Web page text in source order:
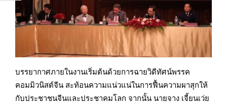
บรรยากาศภายในงานเริ่มต้นด้วยการฉายวิดีทัศน์พรรค
คอมมิวนิสต์จีน สะท้อนความแน่วแน่ในการฟื้นความผาสุกให้
กับประชาชนจีนและประชาคมโลก จากนั้น นายจาง เจี้ยนเว่ย